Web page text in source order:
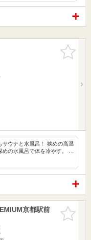
お気に入
りに追加
サウナと水風呂！ 狭めの高温
の水風呂で体を冷やす。 …
お気に入
りに追加
京都駅前